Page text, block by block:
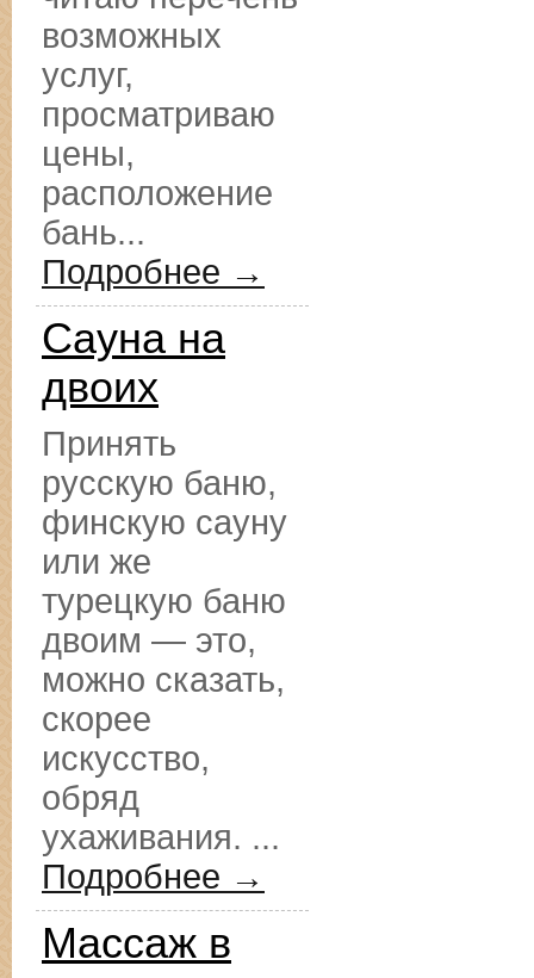
возможных
услуг,
просматриваю
цены,
расположение
бань...
Подробнее →
Сауна на
двоих
Принять
русскую баню,
финскую сауну
или же
турецкую баню
двоим — это,
можно сказать,
скорее
искусство,
обряд
ухаживания. ...
Подробнее →
Массаж в